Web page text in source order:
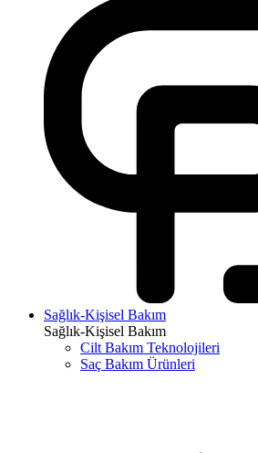
Sağlık-Kişisel Bakım
Sağlık-Kişisel Bakım
Cilt Bakım Teknolojileri
Saç Bakım Ürünleri